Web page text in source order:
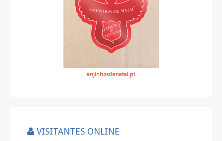
anjinhosdenatal.pt
VISITANTES ONLINE